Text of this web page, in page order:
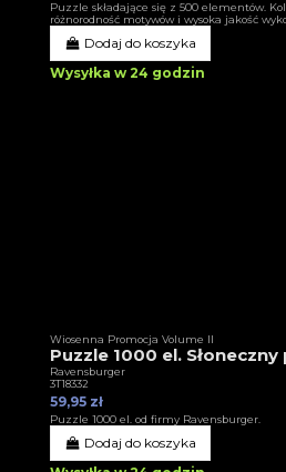
Puzzle składające się z 500 elementów.
różnorodność motywów i wysoka jakość
Dodaj do koszyka
Wysyłka w 24 godzin
Wiosenna Promocja Volume II
Puzzle 1000 el.
Ravensburger
3T18332
59,95 zł
Puzzle 1000 el. od firmy Ravensburger.
Dodaj do koszyka